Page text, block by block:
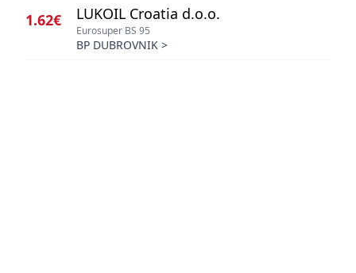
1.62€ LUKOIL Croatia d.o.o.
Eurosuper BS 95
BP DUBROVNIK >